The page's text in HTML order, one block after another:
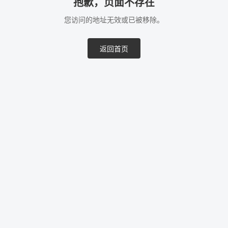
抱歉，页面不存在
您访问的地址无效或已被移除。
返回首页